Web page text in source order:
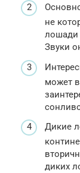
не
лошади
Звуки
может
Дикие
диких